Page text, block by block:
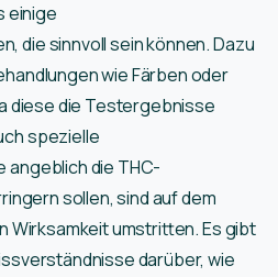
einige
die sinnvoll sein können. Dazu
wie Färben oder
diese die Testergebnisse
spezielle
angeblich die THC-
sollen, sind auf dem
Wirksamkeit umstritten. Es gibt
darüber, wie